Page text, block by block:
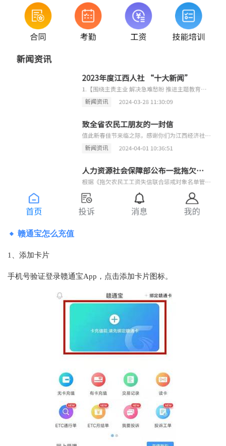
赣通宝怎么充值
1、添加卡片
手机号验证登录赣通宝App，点击添加卡片图标。